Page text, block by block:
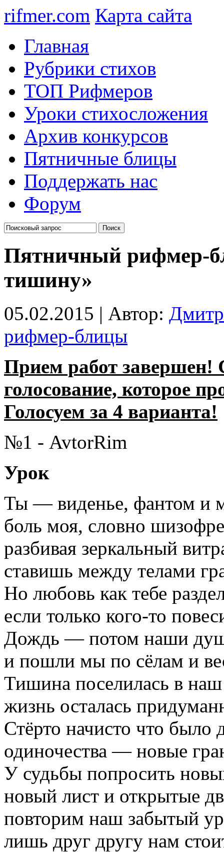
rifmer.com Карта сайта
Главная
Рубрики стихов
ТОП Рифмеров
Уроки стихосложения
Архив конкурсов
Пятничные блицы
Поддержать нас
Форум
Пятничный рифмер-
тишину»
05.02.2015 | Автор:
рифмер-блицы
Прием работ завершен!
голосование, которое
Голосуем за 4 варианта!
№1 - AvtorRim
Урок
Ты — виденье, фантом и
боль моя, словно
разбивая зеркальный
ставишь между телами
Но любовь как тебе
если только кого-то
Дождь — потом наши
и пошли мы по сёлам и
Тишина поселилась в
жизнь осталась
Стёрто начисто что было
одиночества — новые
У судьбы попросить
новый лист и открытые
повторим наш забытый
лишь друг другу нам